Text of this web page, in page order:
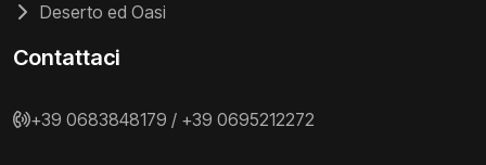
Deserto ed Oasi
Contattaci
+39 0683848179 / +39 0695212272